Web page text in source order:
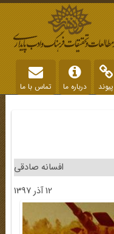
پیوند درباره ما تماس با ما
افسانه صادقی
12 آذر 1397